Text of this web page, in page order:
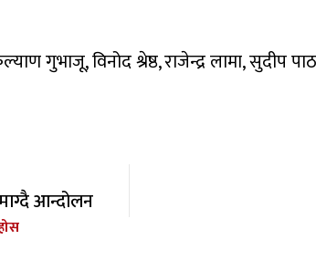
गुभाजू, विनोद श्रेष्ठ, राजेन्द्र लामा,
आन्दोलन